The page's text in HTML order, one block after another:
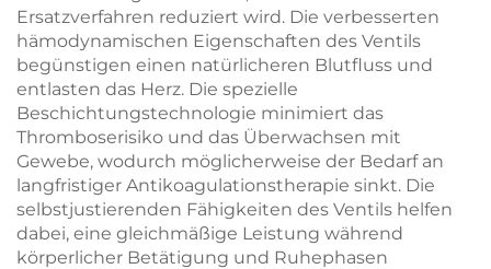
Ersatzverfahren reduziert wird. Die verbesserten
hämodynamischen Eigenschaften des Ventils
begünstigen einen natürlicheren Blutfluss und
entlasten das Herz. Die spezielle
Beschichtungstechnologie minimiert das
Thromboserisiko und das Überwachsen mit
Gewebe, wodurch möglicherweise der Bedarf an
langfristiger Antikoagulationstherapie sinkt. Die
selbstjustierenden Fähigkeiten des Ventils helfen
dabei, eine gleichmäßige Leistung während
körperlicher Betätigung und Ruhephasen